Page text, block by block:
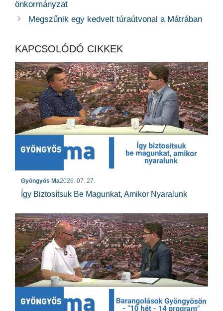
önkormányzat
Megszűnik egy kedvelt túraútvonal a Mátrában
KAPCSOLÓDÓ CIKKEK
Gyöngyös Ma2026. 07. 27.
Így Biztosítsuk Be Magunkat, Amikor Nyaralunk